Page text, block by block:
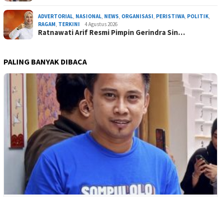
ADVERTORIAL, NASIONAL, NEWS, ORGANISASI, PERISTIWA, POLITIK,
RAGAM, TERKINI 4 Agustus 2026
Ratnawati Arif Resmi Pimpin Gerindra Sin…
PALING BANYAK DIBACA